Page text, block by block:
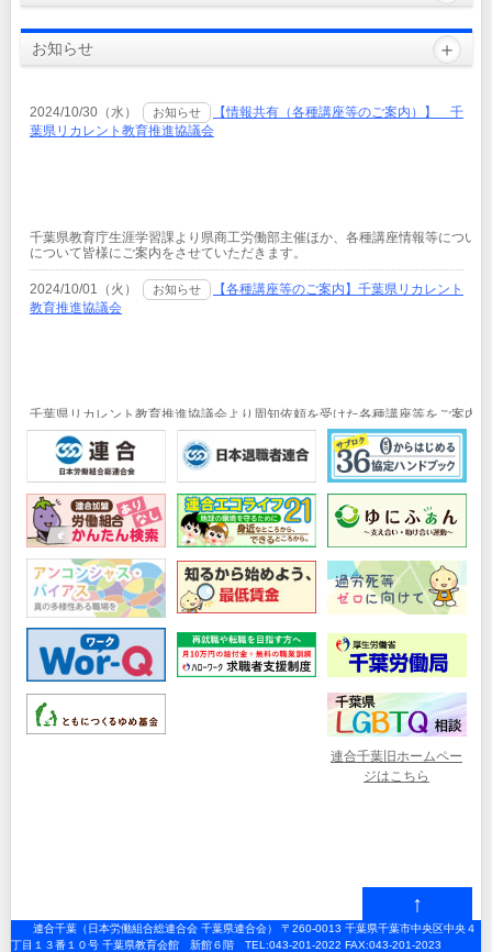
お知らせ
連合千葉旧ホームペー
ジはこちら
↑
連合千葉（日本労働組合総連合会 千葉県連合会） 〒260-0013 千葉県千葉市中央区中央４
丁目１３番１０号 千葉県教育会館 新館６階 TEL:043-201-2022 FAX:043-201-2023